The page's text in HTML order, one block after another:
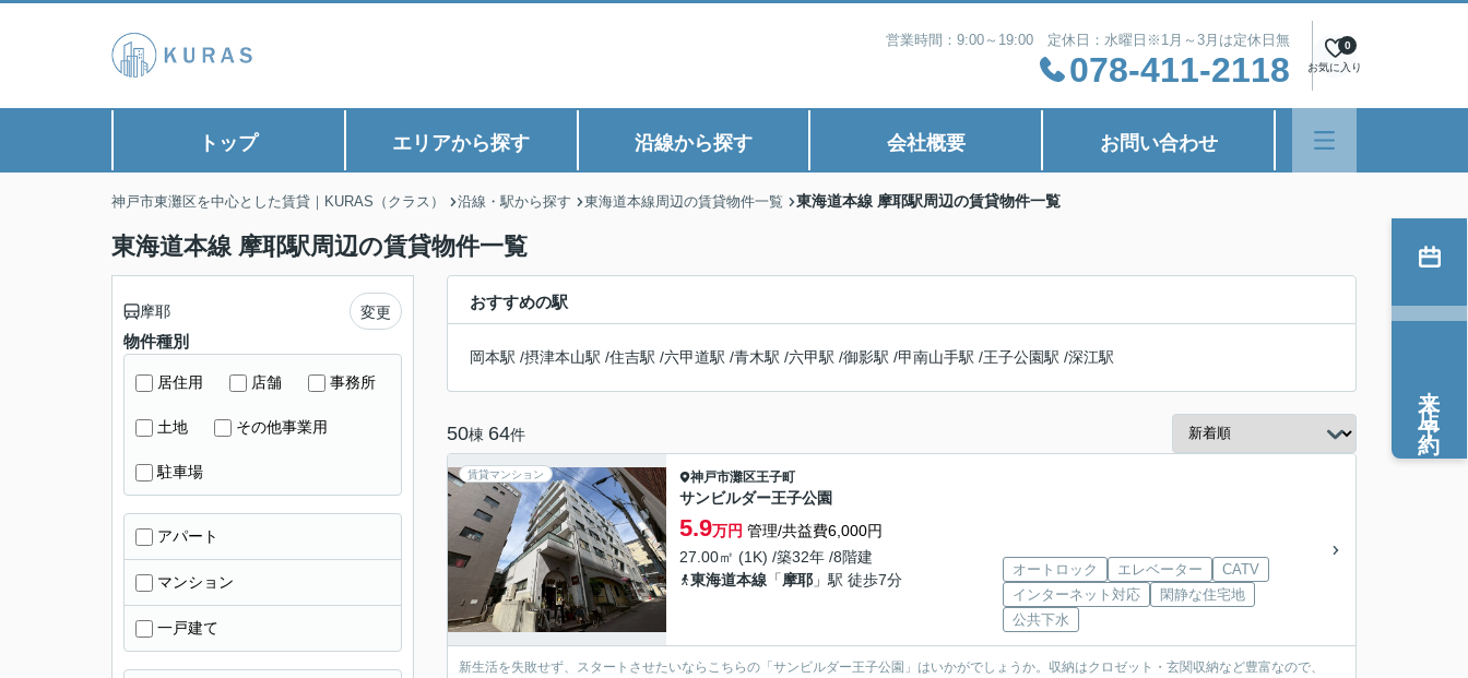
営業時間：9:00～19:00 定休日：水曜日※1月～3月は定休日無
078-411-2118 お気に入り
0
トップ エリアから探す 沿線から探す 会社概要 お問い合わせ
神戸市東灘区を中心とした賃貸｜KURAS（クラス） 沿線・駅から探す 東海道本線周辺の賃貸物件一覧 東海道本線 摩耶駅周辺の賃貸物件一覧
東海道本線 摩耶駅周辺の賃貸物件一覧
おすすめの駅
岡本駅 /摂津本山駅 /住吉駅 /六甲道駅 /青木駅 /六甲駅 /御影駅 /甲南山手駅 /王子公園駅 /深江駅
50棟 64件
賃貸マンション 神戸市灘区王子町
サンビルダー王子公園
5.9万円 管理/共益費6,000円
27.00㎡ (1K) /築32年 /8階建
東海道本線 「摩耶 」駅 徒歩7分
オートロック エレベーター
CATV
インターネット対応
閑静な住宅地
公共下水
新生活を失敗せず、スタートさせたいならこちらの「サンビルダー王子公園」はいかがでしょうか。収納はクロゼット・玄関収納など豊富なので、
摩耶 変更
物件種別
居住用 店舗 事務所
土地 その他事業用
駐車場
アパート
マンション
一戸建て
来店予約